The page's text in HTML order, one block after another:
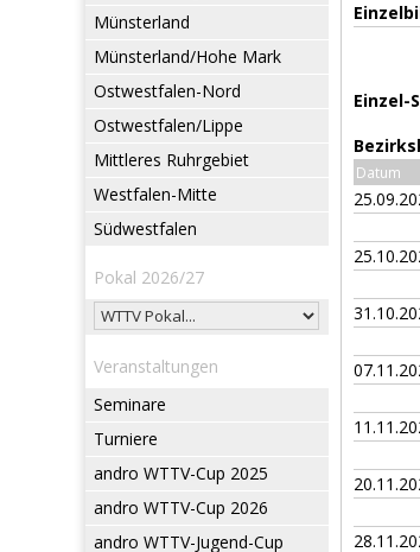
Münsterland
Münsterland/Hohe Mark
Ostwestfalen-Nord
Ostwestfalen/Lippe
Mittleres Ruhrgebiet
Westfalen-Mitte
Südwestfalen
Pokal 2026/27
Veranstaltungen
Seminare
Turniere
andro WTTV-Cup 2025
andro WTTV-Cup 2026
andro WTTV-Jugend-Cup
Einzel-
Datum